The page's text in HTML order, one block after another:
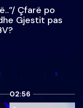
Çfarë po
Gjestit pas
02:56